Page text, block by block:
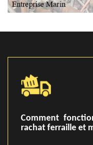
Comment
rachat ferraille et